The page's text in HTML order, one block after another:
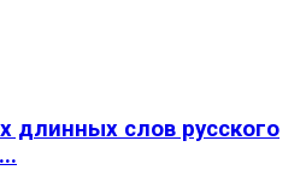
длинных слов русского